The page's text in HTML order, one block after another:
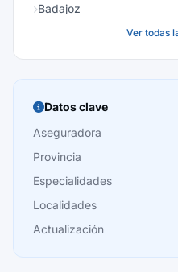
Badajoz
Burgos
Cáceres
Cádiz
Cantabria
Castellón
Ver todas
Datos clave
Aseguradora
Provincia
Especialidades
Localidades
Actualización